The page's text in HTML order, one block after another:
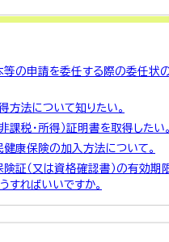
等の申請を委任する際の委任状
方法について知りたい。
課税・所得）証明書を取得したい。
健康保険の加入方法について。
険証（又は資格確認書）の有効期
すればいいですか。